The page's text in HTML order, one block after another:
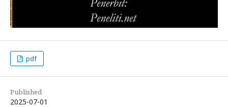
pdf
Published
2025-07-01